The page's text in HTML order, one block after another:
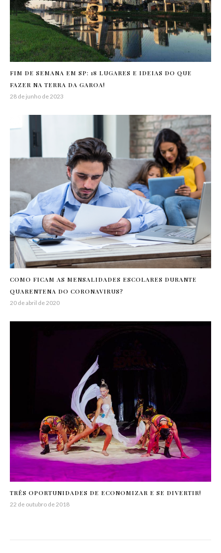
FIM DE SEMANA EM SP: 18 LUGARES E IDEIAS DO QUE
FAZER NA TERRA DA GAROA!
28 de junho de 2023
COMO FICAM AS MENSALIDADES ESCOLARES DURANTE
QUARENTENA DO CORONAVIRUS?
20 de abril de 2020
TRÊS OPORTUNIDADES DE ECONOMIZAR E SE DIVERTIR!
22 de outubro de 2018